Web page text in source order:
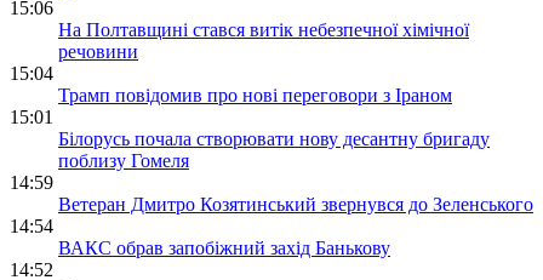
15:06
На Полтавщині стався витік небезпечної хімічної
речовини
15:04
Трамп повідомив про нові переговори з Іраном
15:01
Білорусь почала створювати нову десантну бригаду
поблизу Гомеля
14:59
Ветеран Дмитро Козятинський звернувся до Зеленського
14:54
ВАКС обрав запобіжний захід Банькову
14:52